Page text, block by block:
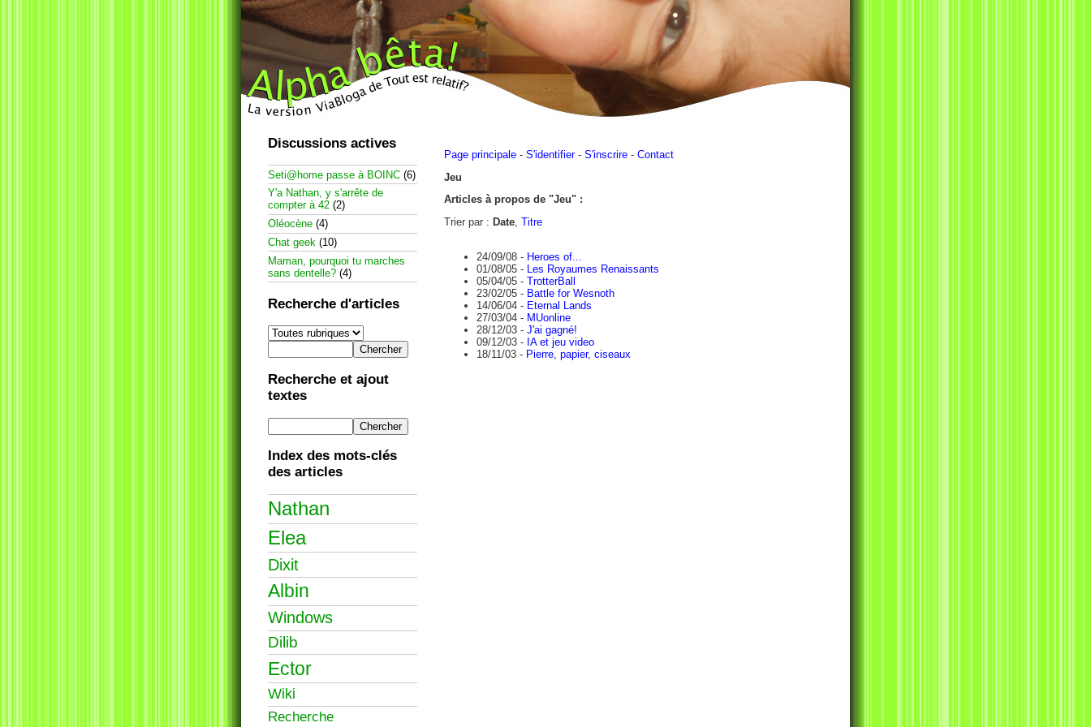
Page principale - S'identifier - S'inscrire - Contact
Jeu
Articles à propos de "Jeu" :
Trier par : Date, Titre
24/09/08 - Heroes of...
01/08/05 -
Les Royaumes Renaissants
05/04/05 - TrotterBall
23/02/05 - Battle for Wesnoth
14/06/04 - Eternal Lands
27/03/04 - MUonline
28/12/03 - J'ai gagné!
09/12/03 - IA et jeu video
18/11/03 - Pierre, papier, ciseaux
Discussions actives
Seti@home passe à BOINC (6)
Y'a Nathan, y s'arrête de
compter à 42 (2)
Oléocène (4)
Chat geek (10)
Maman, pourquoi tu marches
sans dentelle? (4)
Recherche d'articles
Recherche et ajout
textes
Index des mots-clés
des articles
Nathan
Elea
Dixit
Albin
Windows
Dilib
Ector
Wiki
Recherche